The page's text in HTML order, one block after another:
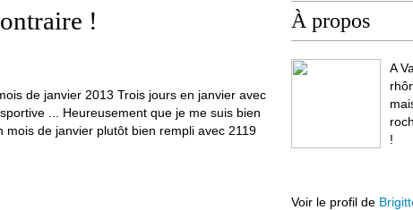
!
de janvier 2013 Trois jours en janvier avec
... Heureusement que je me suis bien
de janvier plutôt bien rempli avec 2119
À propos
A
!
Voir le profil de